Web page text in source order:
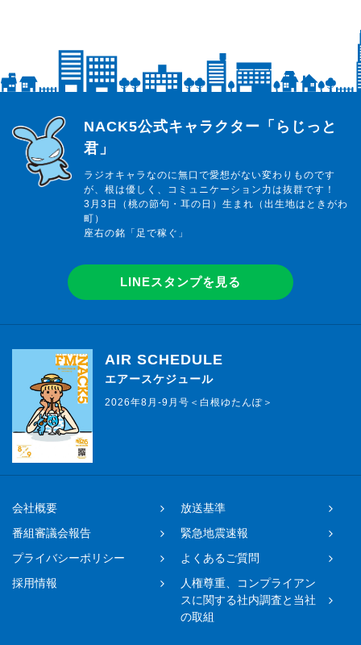
らじっと君
NACK5公式キャラクター「らじっと
君」
ラジオキャラなのに無口で愛想がない変わりものです
が、根は優しく、コミュニケーション力は抜群です！
3月3日（桃の節句・耳の日）生まれ（出生地はときがわ
町）
座右の銘「足で稼ぐ」
LINEスタンプを見る
AIR SCHEDULE
エアースケジュール
2026年8月-9月号＜白根ゆたんぽ＞
会社概要
放送基準
番組審議会報告
緊急地震速報
プライバシーポリシー
よくあるご質問
採用情報
人権尊重、コンプライアン
スに関する社内調査と当社
の取組